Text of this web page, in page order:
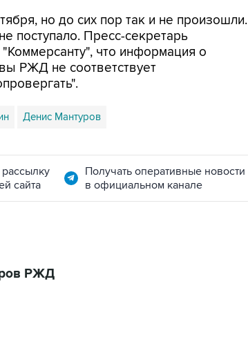
но до сих пор так и не произошли.
поступало. Пресс-секретарь
что информация о
РЖД не соответствует
Денис Мантуров
сайта
Получать оперативные новости
в официальном канале
РЖД